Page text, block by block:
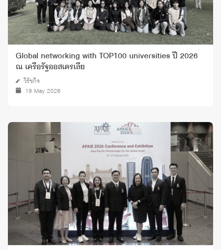
Global networking with TOP100 universities ปี 2026
ณ เครือรัฐออสเตรเลีย
วิรัชกิจ
19 May 2026